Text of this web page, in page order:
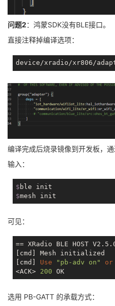
问题2：鸿蒙SDK没有BLE接口。
直接注释掉编译选项：
编译完成后烧录镜像到开发板，通
输入：
$ ble init
$mesh init
可见：
== XRadio BLE HOST
[cmd] Mesh initialized
[cmd] Use "pb-adv on" or
<ACK> 200
选用 PB-GATT 的承载方式：